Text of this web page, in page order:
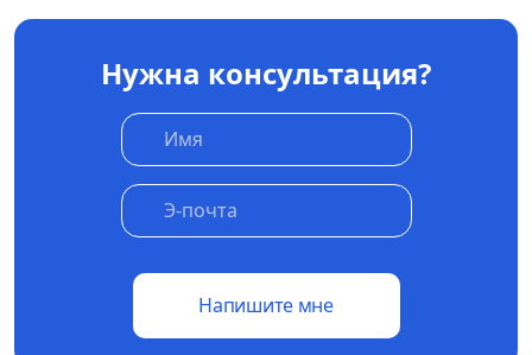
Нужна консультация?
Напишите мне